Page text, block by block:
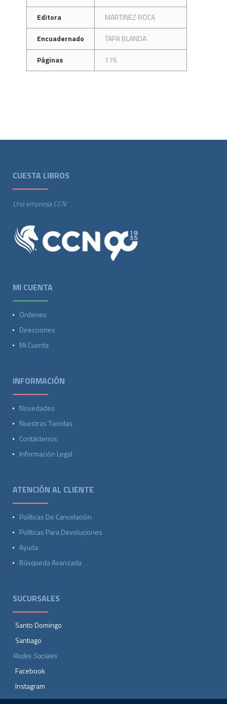
Editora
MARTINEZ ROCA
Encuadernado
TAPA BLANDA
Páginas
176
CUESTA LIBROS
Una empresa CCN
MI CUENTA
Ordenes
Direcciones
Mi Cuenta
INFORMACIÓN
Novedades
Nuestras Tiendas
Contáctenos
Información Legal
ATENCIÓN AL CLIENTE
Políticas De Cancelación
Políticas Para Devoluciones
Ayuda
Búsqueda Avanzada
SUCURSALES
Santo Domingo
Santiago
Redes Sociales
Facebook
Instagram